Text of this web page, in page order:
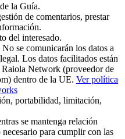
la Guía.
de comentarios, prestar
del interesado.
No se comunicarán los datos a
Los datos facilitados están
Network (proveedor de
dentro de la UE. Ver política
portabilidad, limitación,
se mantenga relación
para cumplir con las